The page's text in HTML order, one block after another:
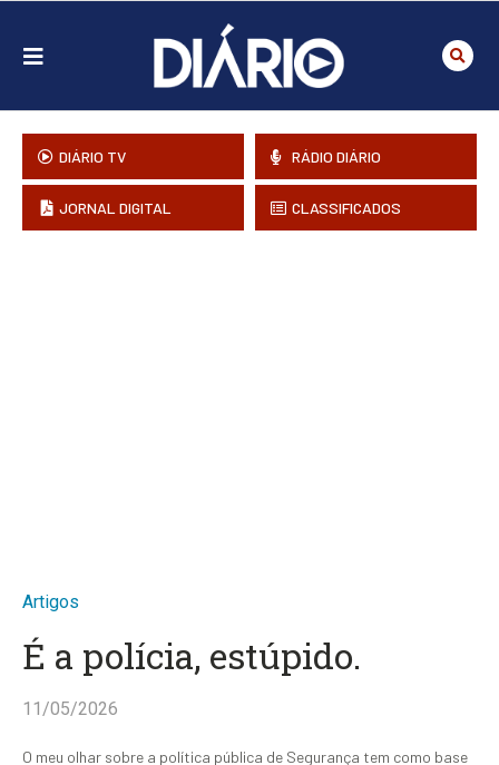
DIÁRIO TV RÁDIO DIÁRIO
JORNAL DIGITAL CLASSIFICADOS
Artigos
É a polícia, estúpido.
11/05/2026
O meu olhar sobre a política pública de Segurança tem como base